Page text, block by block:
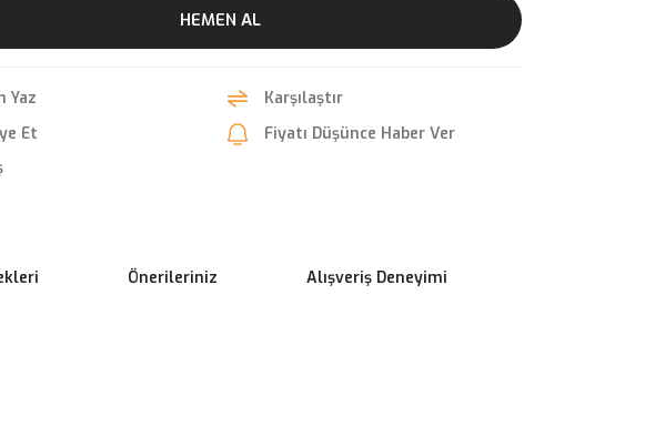
HEMEN AL
Yaz
Karşılaştır
Et
Fiyatı Düşünce Haber Ver
Önerileriniz Alışveriş Deneyimi